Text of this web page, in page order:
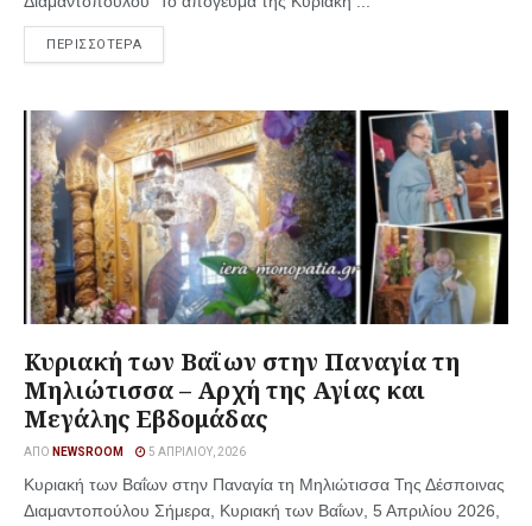
ΠΕΡΙΣΣΟΤΕΡΑ
Κυριακή των Βαΐων στην Παναγία τη
Μηλιώτισσα – Αρχή της Αγίας και
Μεγάλης Εβδομάδας
ΑΠΌ NEWSROOM 5 ΑΠΡΙΛΊΟΥ, 2026
Κυριακή των Βαΐων στην Παναγία τη Μηλιώτισσα Της Δέσποινας
Διαμαντοπούλου Σήμερα, Κυριακή των Βαΐων, 5 Απριλίου 2026,